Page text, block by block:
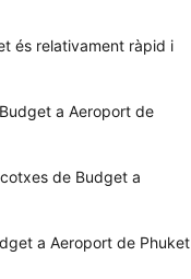
és relativament ràpid i
a Aeroport de
de Budget a
a Aeroport de Phuket